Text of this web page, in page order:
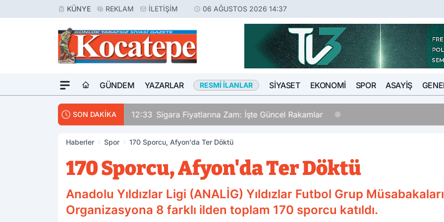
KÜNYE REKLAM İLETIŞIM 06 AĞUSTOS 2026 14:37
GÜNDEM YAZARLAR RESMI İLANLAR SIYASET EKONOMI SPOR ASAYIŞ
SON DAKİKA 12:33 Sigara Fiyatlarına Zam: İşte Güncel Rakamlar
Haberler Spor 170 Sporcu, Afyon'da Ter Döktü
170 Sporcu, Afyon'da Ter Döktü
Anadolu Yıldızlar Ligi (ANALİG) Yıldızlar Futbol Grup
Organizasyona 8 farklı ilden toplam 170 sporcu katıldı.